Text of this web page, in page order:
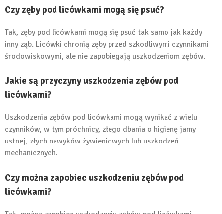
Czy zęby pod licówkami mogą się psuć?
Tak, zęby pod licówkami mogą się psuć tak samo jak każdy
inny ząb. Licówki chronią zęby przed szkodliwymi czynnikami
środowiskowymi, ale nie zapobiegają uszkodzeniom zębów.
Jakie są przyczyny uszkodzenia zębów pod
licówkami?
Uszkodzenia zębów pod licówkami mogą wynikać z wielu
czynników, w tym próchnicy, złego dbania o higienę jamy
ustnej, złych nawyków żywieniowych lub uszkodzeń
mechanicznych.
Czy można zapobiec uszkodzeniu zębów pod
licówkami?